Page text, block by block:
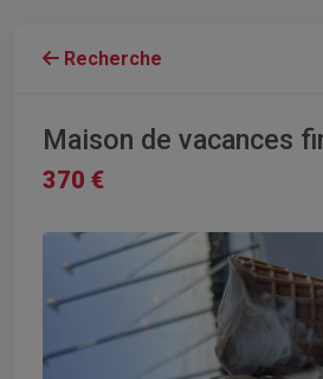
Recherche
Maison de vacances
370 €